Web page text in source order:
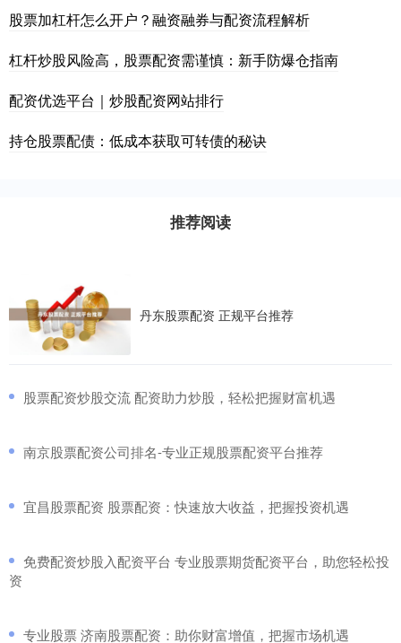
股票加杠杆怎么开户？融资融券与配资流程解析
杠杆炒股风险高，股票配资需谨慎：新手防爆仓指南
配资优选平台｜炒股配资网站排行
持仓股票配债：低成本获取可转债的秘诀
推荐阅读
丹东股票配资 正规平台推荐
​股票配资炒股交流 配资助力炒股，轻松把握财富机遇
​南京股票配资公司排名-专业正规股票配资平台推荐
​宜昌股票配资 股票配资：快速放大收益，把握投资机遇
​免费配资炒股入配资平台 专业股票期货配资平台，助您轻松投
资
​专业股票 济南股票配资：助你财富增值，把握市场机遇